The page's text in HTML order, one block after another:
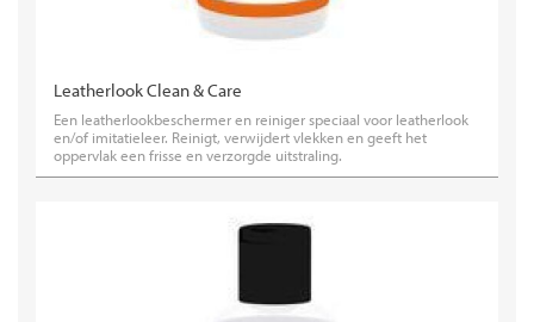
Leatherlook Clean & Care
Een leatherlookbeschermer en reiniger speciaal voor leatherlook
en/of imitatieleer. Reinigt, verwijdert vlekken en geeft het
oppervlak een frisse en verzorgde uitstraling.